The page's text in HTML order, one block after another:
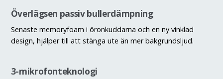
Överlägsen passiv bullerdämpning
Senaste memoryfoam i öronkuddarna och en ny vinklad
design, hjälper till att stänga ute än mer bakgrundsljud.
3-mikrofonteknologi